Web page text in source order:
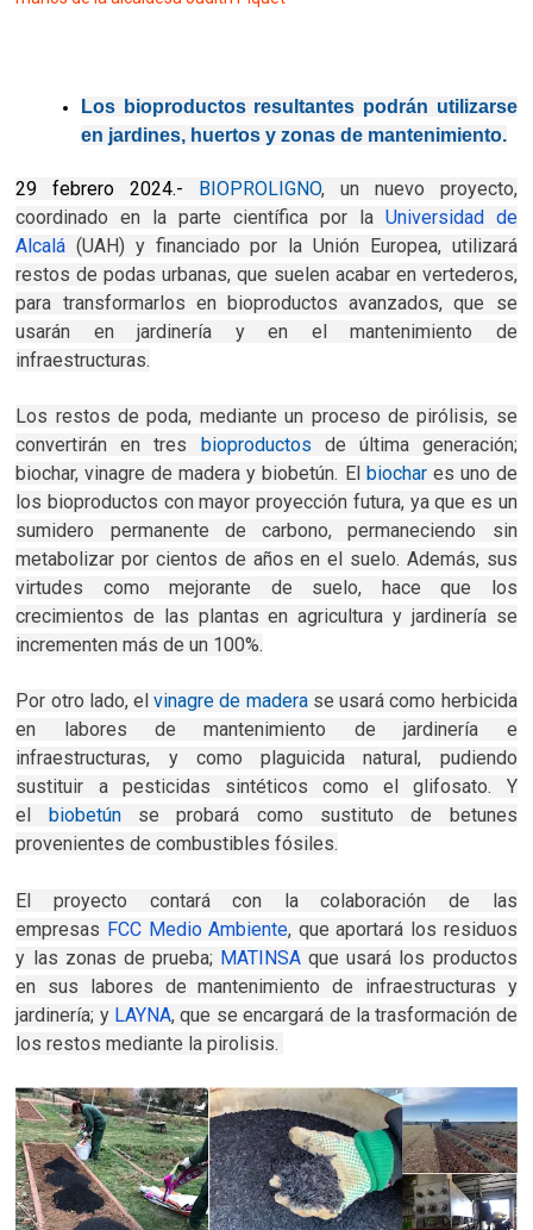
Los bioproductos resultantes podrán utilizarse
en jardines, huertos y zonas de mantenimiento.
29 febrero 2024.- BIOPROLIGNO, un nuevo proyecto,
coordinado en la parte científica por la Universidad de
Alcalá (UAH) y financiado por la Unión Europea, utilizará
restos de podas urbanas, que suelen acabar en vertederos,
para transformarlos en bioproductos avanzados, que se
usarán en jardinería y en el mantenimiento de
infraestructuras.
Los restos de poda, mediante un proceso de pirólisis, se
convertirán en tres bioproductos de última generación;
biochar, vinagre de madera y biobetún. El biochares uno de
los bioproductos con mayor proyección futura, ya que es un
sumidero permanente de carbono, permaneciendo sin
metabolizar por cientos de años en el suelo. Además, sus
virtudes como mejorante de suelo, hace que los
crecimientos de las plantas en agricultura y jardinería se
incrementen más de un 100%.
Por otro lado, elvinagre de maderase usará como herbicida
en labores de mantenimiento de jardinería e
infraestructuras, y como plaguicida natural, pudiendo
sustituir a pesticidas sintéticos como el glifosato. Y
el biobetúnse probará como sustituto de betunes
provenientes de combustibles fósiles.
El proyecto contará con la colaboración de las
empresas FCC Medio Ambiente, que aportará los residuos
y las zonas de prueba; MATINSA que usará los productos
en sus labores de mantenimiento de infraestructuras y
jardinería; y LAYNA, que se encargará de la trasformación de
los restos mediante la pirolisis.